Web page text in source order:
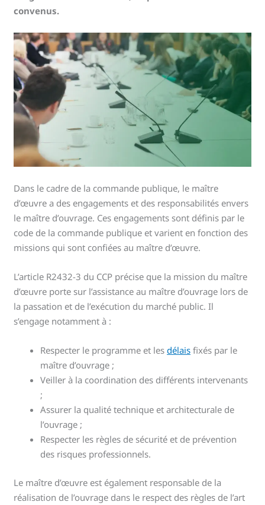
convenus.
Dans le cadre de la commande publique, le maître
d’œuvre a des engagements et des responsabilités envers
le maître d’ouvrage. Ces engagements sont définis par le
code de la commande publique et varient en fonction des
missions qui sont confiées au maître d’œuvre.
L’article R2432-3 du CCP précise que la mission du maître
d’œuvre porte sur l’assistance au maître d’ouvrage lors de
la passation et de l’exécution du marché public. Il
s’engage notamment à :
Respecter le programme et lesdélais fixés par le
maître d’ouvrage ;
Veiller à la coordination des différents intervenants
;
Assurer la qualité technique et architecturale de
l’ouvrage ;
Respecter les règles de sécurité et de prévention
des risques professionnels.
Le maître d’œuvre est également responsable de la
réalisation de l’ouvrage dans le respect des règles de l’art